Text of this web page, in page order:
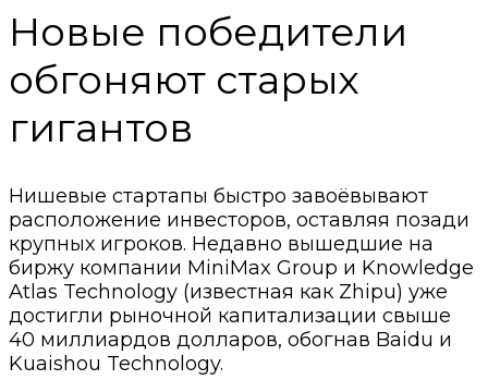
Новые победители
обгоняют старых
гигантов
Нишевые стартапы быстро завоёвывают
расположение инвесторов, оставляя позади
крупных игроков. Недавно вышедшие на
биржу компании MiniMax Group и Knowledge
Atlas Technology (известная как Zhipu) уже
достигли рыночной капитализации свыше
40 миллиардов долларов, обогнав Baidu и
Kuaishou Technology.